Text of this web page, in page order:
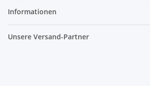
Informationen
Unsere Versand-Partner